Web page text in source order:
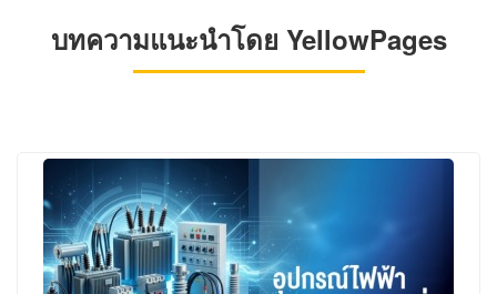
บทความแนะนำโดย YellowPages